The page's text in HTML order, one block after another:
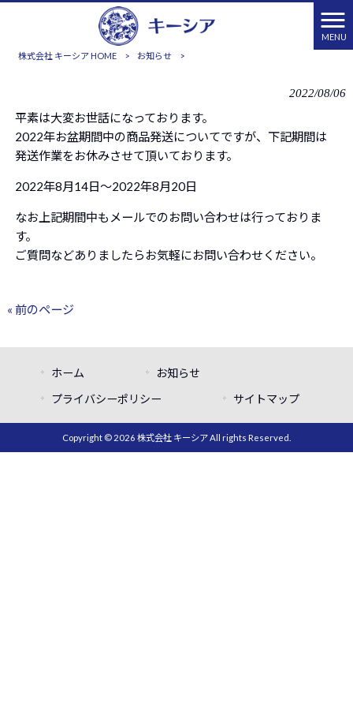
MENU
株式会社 キーシア HOME
> お知らせ >
2022/08/06
平素は大変お世話になっております。
2022年お盆期間中の商品発送についてですが、下記期間は
発送作業をお休みさせて頂いております。
2022年8月14日～2022年8月20日
なお上記期間中もメールでのお問い合わせは行っておりま
す。
ご質問などありましたらお気軽にお問い合わせください。
« 前のページ
ホーム
お知らせ
プライバシーポリシー
サイトマップ
Copyright © 2026 株式会社 キーシア All rights Reserved.